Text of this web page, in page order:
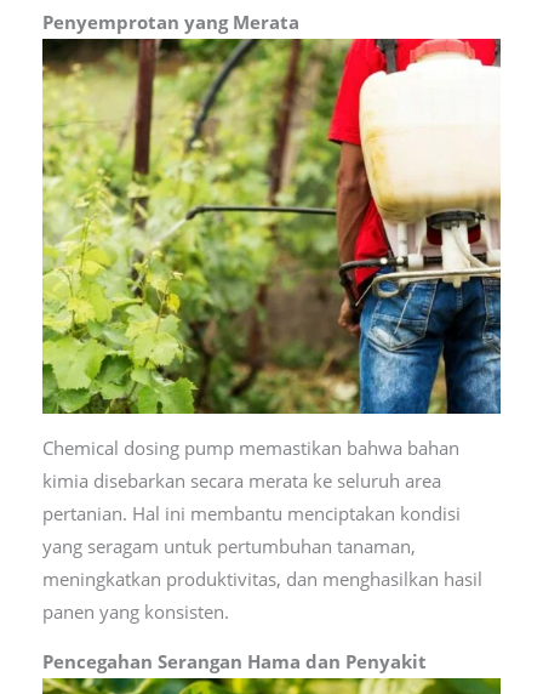
Penyemprotan yang Merata
Chemical dosing pump memastikan bahwa bahan
kimia disebarkan secara merata ke seluruh area
pertanian. Hal ini membantu menciptakan kondisi
yang seragam untuk pertumbuhan tanaman,
meningkatkan produktivitas, dan menghasilkan hasil
panen yang konsisten.
Pencegahan Serangan Hama dan Penyakit